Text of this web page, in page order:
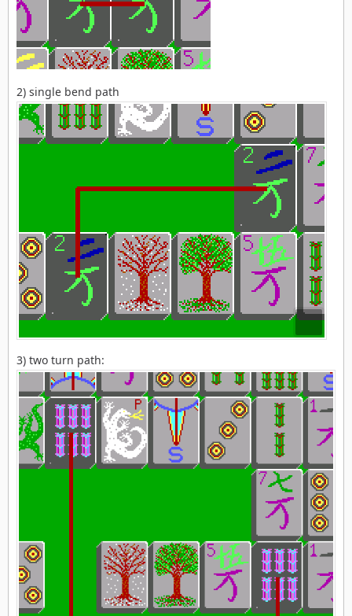
2) single bend path
3) two turn path: